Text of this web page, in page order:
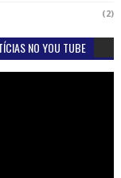
(2)
NO YOU TUBE